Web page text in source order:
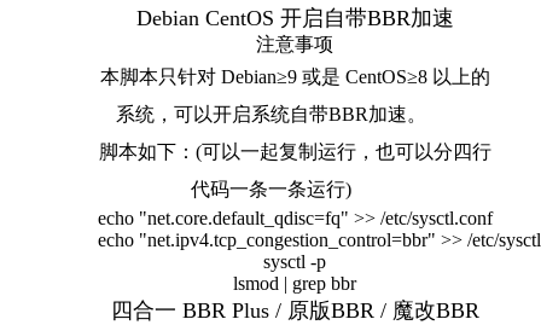
Debian CentOS 开启自带BBR加速
注意事项
本脚本只针对 Debian≥9 或是 CentOS≥8 以上的
系统，可以开启系统自带BBR加速。
脚本如下：(可以一起复制运行，也可以分四行
代码一条一条运行)
echo "net.core.default_qdisc=fq" >> /etc/sysctl.conf
echo "net.ipv4.tcp_congestion_control=bbr" >> /etc/sysctl
sysctl-p
lsmod | grep bbr
四合一 BBR Plus / 原版BBR / 魔改BBR